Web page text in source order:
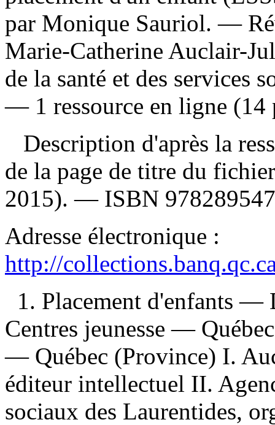
par Monique Sauriol. —
Marie-Catherine Auclair-
de la santé et des services
— 1 ressource en ligne (14
Description d'après la
de la page de titre du
2015). — ISBN
Adresse électronique :
http://
1. Placement d'enfants
Centres jeunesse —
— Québec (Province) I.
éditeur intellectuel II.
sociaux des Laurentides,